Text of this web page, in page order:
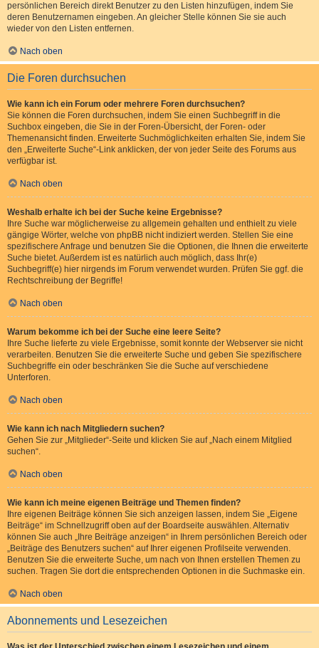
persönlichen Bereich direkt Benutzer zu den Listen hinzufügen, indem Sie
deren Benutzernamen eingeben. An gleicher Stelle können Sie sie auch
wieder von den Listen entfernen.
Nach oben
Die Foren durchsuchen
Wie kann ich ein Forum oder mehrere Foren durchsuchen?
Sie können die Foren durchsuchen, indem Sie einen Suchbegriff in die
Suchbox eingeben, die Sie in der Foren-Übersicht, der Foren- oder
Themenansicht finden. Erweiterte Suchmöglichkeiten erhalten Sie, indem Sie
den „Erweiterte Suche“-Link anklicken, der von jeder Seite des Forums aus
verfügbar ist.
Nach oben
Weshalb erhalte ich bei der Suche keine Ergebnisse?
Ihre Suche war möglicherweise zu allgemein gehalten und enthielt zu viele
gängige Wörter, welche von phpBB nicht indiziert werden. Stellen Sie eine
spezifischere Anfrage und benutzen Sie die Optionen, die Ihnen die erweiterte
Suche bietet. Außerdem ist es natürlich auch möglich, dass Ihr(e)
Suchbegriff(e) hier nirgends im Forum verwendet wurden. Prüfen Sie ggf. die
Rechtschreibung der Begriffe!
Nach oben
Warum bekomme ich bei der Suche eine leere Seite?
Ihre Suche lieferte zu viele Ergebnisse, somit konnte der Webserver sie nicht
verarbeiten. Benutzen Sie die erweiterte Suche und geben Sie spezifischere
Suchbegriffe ein oder beschränken Sie die Suche auf verschiedene
Unterforen.
Nach oben
Wie kann ich nach Mitgliedern suchen?
Gehen Sie zur „Mitglieder“-Seite und klicken Sie auf „Nach einem Mitglied
suchen“.
Nach oben
Wie kann ich meine eigenen Beiträge und Themen finden?
Ihre eigenen Beiträge können Sie sich anzeigen lassen, indem Sie „Eigene
Beiträge“ im Schnellzugriff oben auf der Boardseite auswählen. Alternativ
können Sie auch „Ihre Beiträge anzeigen“ in Ihrem persönlichen Bereich oder
„Beiträge des Benutzers suchen“ auf Ihrer eigenen Profilseite verwenden.
Benutzen Sie die erweiterte Suche, um nach von Ihnen erstellen Themen zu
suchen. Tragen Sie dort die entsprechenden Optionen in die Suchmaske ein.
Nach oben
Abonnements und Lesezeichen